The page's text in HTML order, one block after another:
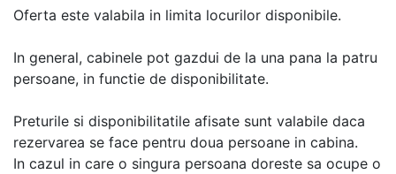
Oferta este valabila in limita locurilor disponibile.
In general, cabinele pot gazdui de la una pana la patru
persoane, in functie de disponibilitate.
Preturile si disponibilitatile afisate sunt valabile daca
rezervarea se face pentru doua persoane in cabina.
In cazul in care o singura persoana doreste sa ocupe o